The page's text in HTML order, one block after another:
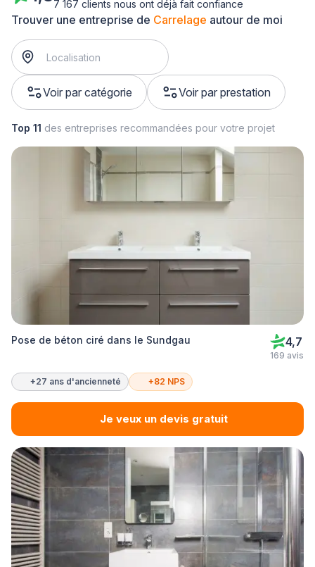
Trouver une entreprise de Carrelage autour de moi
Voir par catégorie Voir par prestation
7 167 clients nous ont déjà fait confiance
Top 11 des entreprises recommandées pour votre projet
Pose de béton ciré dans le Sundgau 4,7
169 avis
+27 ans d'ancienneté +82 NPS
Je veux un devis gratuit